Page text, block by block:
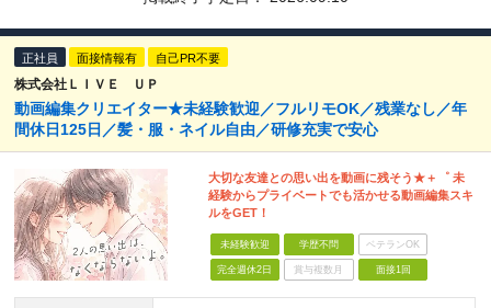
正社員 面接情報有 自己PR不要
株式会社ＬＩＶＥ ＵＰ
動画編集クリエイター★未経験歓迎／フルリモOK／残業なし／年
間休日125日／髪・服・ネイル自由／研修充実で安心
大切な友達との思い出を動画に残そう★＋゜ 未
経験からプライベートでも活かせる動画編集スキ
ルをGET！
未経験歓迎 学歴不問 ベテランOK
完全週休2日 賞与複数月 面接1回